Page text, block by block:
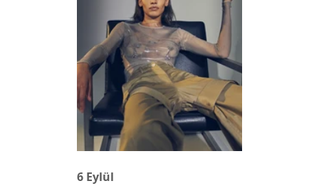
6 Eylül